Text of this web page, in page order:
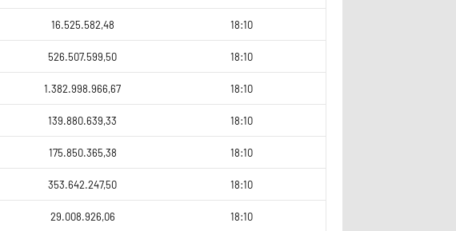
16.525.582,48 18:10
526.507.599,50 18:10
1.382.998.966,67 18:10
139.880.639,33 18:10
175.850.365,38 18:10
353.642.247,50 18:10
29.008.926,06 18:10